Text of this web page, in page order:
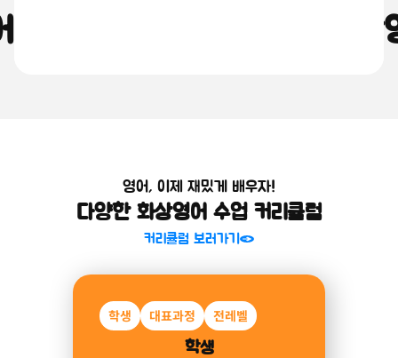
를 쉽고 재밌게, 원어민 화상
영어, 이제 재밌게 배우자!
다양한 화상영어 수업 커리큘럼
커리큘럼 보러가기
학생 대표과정 전레벨
학생
미취학 알파벳 파닉스
미취학아동